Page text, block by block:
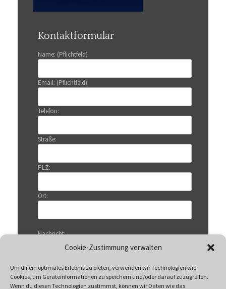
Cookie-Zustimmung verwalten
Um dir ein optimales Erlebnis zu bieten, verwenden wir Technologien wie
Cookies, um Geräteinformationen zu speichern und/oder darauf zuzugreifen.
Wenn du diesen Technologien zustimmst, können wir Daten wie das
Kontaktformular
Name: (Pflichtfeld)
Email: (Pflichtfeld)
Telefon:
Straße:
PLZ:
Ort:
Nachricht: